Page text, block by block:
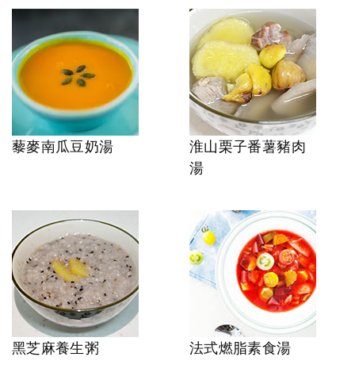
藜麥南瓜豆奶湯
淮山栗子番薯豬肉
湯
黑芝麻養生粥 法式燃脂素食湯